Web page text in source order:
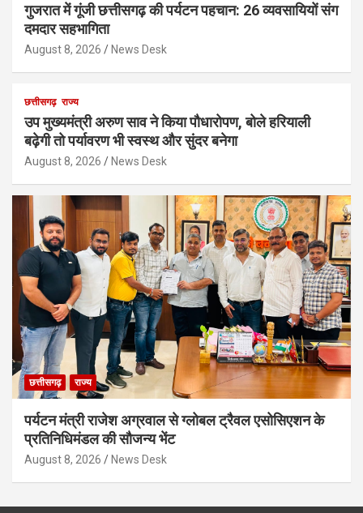
गुजरात में गूंजी छत्तीसगढ़ की पर्यटन पहचान: 26 व्यवसायियों संग
दमदार सहभागिता
August 8, 2026 News Desk
छत्तीसगढ़ राज्य
उप मुख्यमंत्री अरुण साव ने किया पौधारोपण, बोले हरियाली
बढ़ेगी तो पर्यावरण भी स्वस्थ और सुंदर बनेगा
August 8, 2026 News Desk
छत्तीसगढ़ राज्य
पर्यटन मंत्री राजेश अग्रवाल से ग्लोबल ट्रैवल एसोसिएशन के
प्रतिनिधिमंडल की सौजन्य भेंट
August 8, 2026 News Desk